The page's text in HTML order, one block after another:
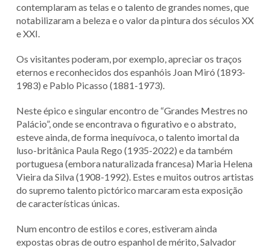
contemplaram as telas e o talento de grandes nomes, que
notabilizaram a beleza e o valor da pintura dos séculos XX
e XXI.
Os visitantes poderam, por exemplo, apreciar os traços
eternos e reconhecidos dos espanhóis Joan Miró (1893-
1983) e Pablo Picasso (1881-1973).
Neste épico e singular encontro de “Grandes Mestres no
Palácio”, onde se encontrava o figurativo e o abstrato,
esteve ainda, de forma inequívoca, o talento imortal da
luso-britânica Paula Rego (1935-2022) e da também
portuguesa (embora naturalizada francesa) Maria Helena
Vieira da Silva (1908-1992). Estes e muitos outros artistas
do supremo talento pictórico marcaram esta exposição
de características únicas.
Num encontro de estilos e cores, estiveram ainda
expostas obras de outro espanhol de mérito, Salvador